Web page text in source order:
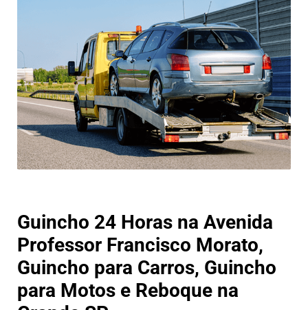
Guincho 24 Horas na Avenida
Professor Francisco Morato,
Guincho para Carros, Guincho
para Motos e Reboque na